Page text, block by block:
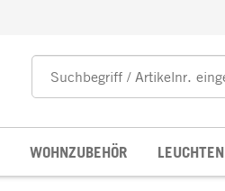
WOHNZUBEHÖR LEUCHTEN